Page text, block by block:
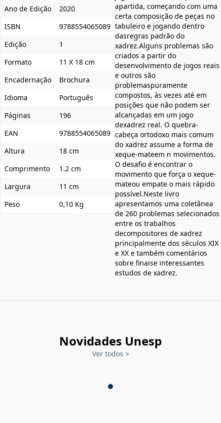
Ano de Edição
2020
ISBN
9788554065089
Edição
1
Formato
11 X 18 cm
Encadernação
Brochura
Idioma
Português
Páginas
196
EAN
9788554065089
Altura
18 cm
Comprimento
1.2 cm
Largura
11 cm
Peso
0,10 Kg
apartida, começando com uma
certa composição de peças no
tabuleiro e jogando dentro
dasregras padrão do
xadrez.Alguns problemas são
criados a partir do
desenvolvimento de jogos reais
e outros são
problemaspuramente
compostos, às vezes até em
posições que não podem ser
alcançadas em um jogo
dexadrez real. O quebra-
cabeça ortodoxo mais comum
do xadrez assume a forma de
xeque-mateem n movimentos.
O desafio é encontrar o
movimento que força o xeque-
mateou empate o mais rápido
possível.Neste livro
apresentamos uma coletânea
de 260 problemas selecionados
entre os trabalhos
decompositores de xadrez
principalmente dos séculos XIX
e XX e também comentários
sobre finaise interessantes
estudos de xadrez.
Novidades Unesp
Ver todos >